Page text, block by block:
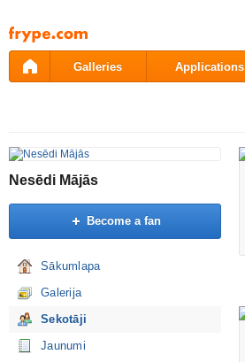
Pāriet
uz
saturu
Galleries Applications
Nesēdi Mājās
Become a fan
Sākumlapa
Galerija
Sekotāji
Jaunumi